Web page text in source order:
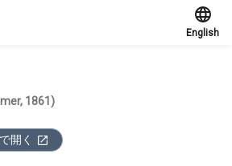
English
1861)
開く